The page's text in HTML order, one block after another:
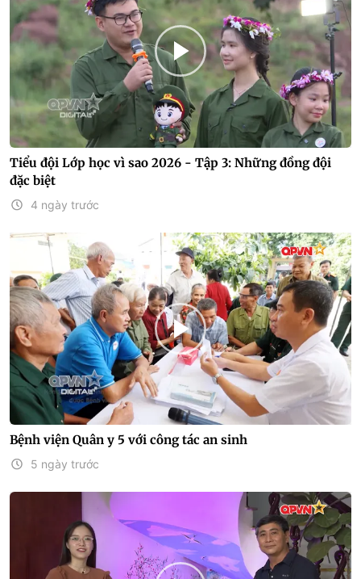
Tiểu đội Lớp học vì sao 2026 - Tập 3: Những đồng đội
đặc biệt
4 ngày trước
Bệnh viện Quân y 5 với công tác an sinh
5 ngày trước